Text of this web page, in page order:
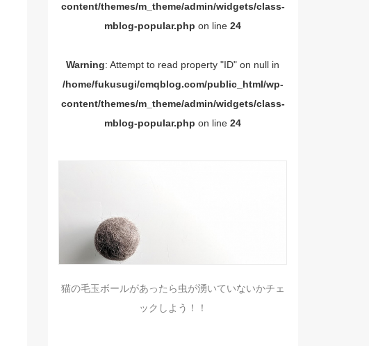
content/themes/m_theme/admin/widgets/class-
mblog-popular.php on line24
Warning: Attempt to read property "ID" on null in
/home/fukusugi/cmqblog.com/public_html/wp-
content/themes/m_theme/admin/widgets/class-
mblog-popular.php on line24
猫の毛玉ボールがあったら虫が湧いていないかチェ
ックしよう！！